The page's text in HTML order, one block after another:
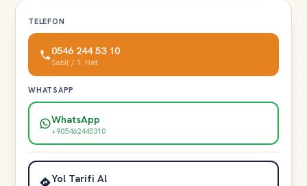
TELEFON
0546 244 53 10
Sabit / 1. Hat
WHATSAPP
WhatsApp
+905462445310
Yol Tarifi Al